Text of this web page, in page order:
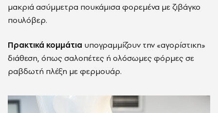
μακριά ασύμμετρα πουκάμισα φορεμένα με ζιβάγκο
πουλόβερ.
Πρακτικά κομμάτια υπογραμμίζουν την «αγορίστικη»
διάθεση, όπως σαλοπέτες ή ολόσωμες φόρμες σε
ραβδωτή πλέξη​ ​με φερμουάρ​.​